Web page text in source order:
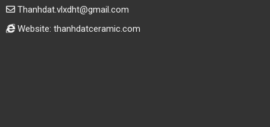
Thanhdat.vlxdht@gmail.com
Website: thanhdatceramic.com